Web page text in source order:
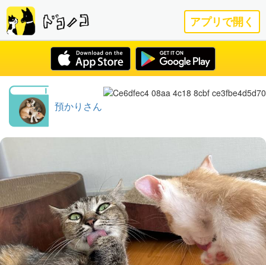
アプリで開く
預かりさん